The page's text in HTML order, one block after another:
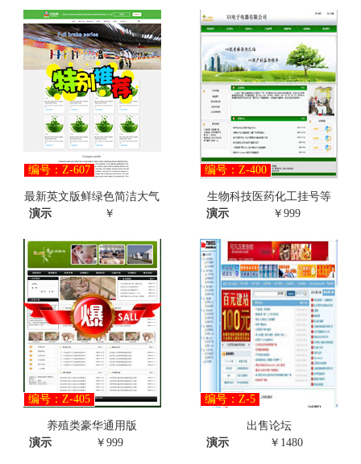
编号：Z-607
最新英文版鲜绿色简洁大气
演示
￥
编号：Z-400
生物科技医药化工挂号等
演示
￥999
编号：Z-405
养殖类豪华通用版
演示
￥999
编号：Z-5
出售论坛
演示
￥1480